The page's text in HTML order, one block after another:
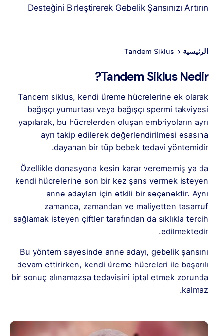
Desteğini Birleştirerek Gebelik Şansınızı Artırın
الرئيسية Tandem Siklus
Tandem Siklus Nedir?
Tandem siklus, kendi üreme hücrelerine ek olarak
bağışçı yumurtası veya bağışçı spermi takviyesi
yapılarak, bu hücrelerden oluşan embriyoların ayrı
ayrı takip edilerek değerlendirilmesi esasına
dayanan bir tüp bebek tedavi yöntemidir.
Özellikle donasyona kesin karar verememiş ya da
kendi hücrelerine son bir kez şans vermek isteyen
anne adayları için etkili bir seçenektir. Aynı
zamanda, zamandan ve maliyetten tasarruf
sağlamak isteyen çiftler tarafından da sıklıkla tercih
edilmektedir.
Bu yöntem sayesinde anne adayı, gebelik şansını
devam ettirirken, kendi üreme hücreleri ile başarılı
bir sonuç alınamazsa tedavisini iptal etmek zorunda
kalmaz.